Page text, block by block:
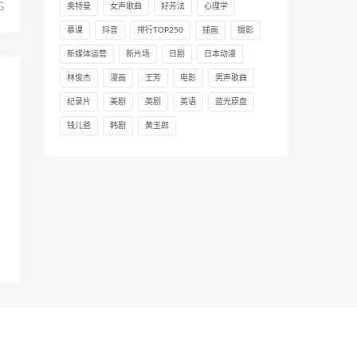
奥特曼 女声歌曲 好芳法 心理学
慕课 抖音 排行TOP250 插画 摄影
新媒体运营 新片场 日剧 日本动漫
林俊杰 漫画 王芳 电影 男声歌曲
纪录片 美剧 英剧 英语 蓝光原盘
钱儿爸 韩剧 黄玉郎